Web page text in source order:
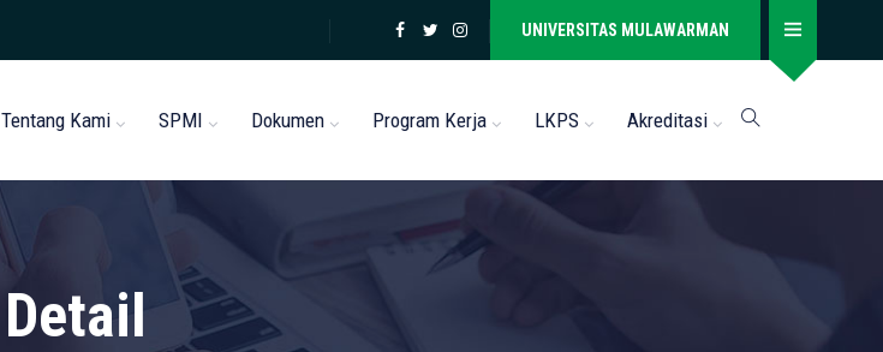
UNIVERSITAS MULAWARMAN
Tentang Kami SPMI Dokumen Program Kerja LKPS Akreditasi
Detail